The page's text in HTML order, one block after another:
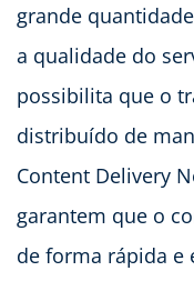
grande
a qualidade do
possibilita que o
distribuído de
Content Delivery
garantem que o
de forma rápida e